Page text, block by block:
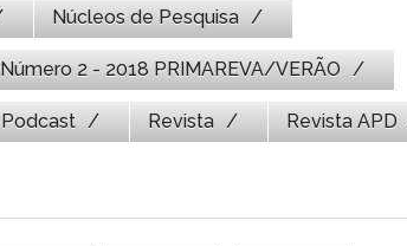
Núcleos de Pesquisa
Número 2 - 2018 PRIMAREVA/VERÃO
Podcast Revista Revista APD